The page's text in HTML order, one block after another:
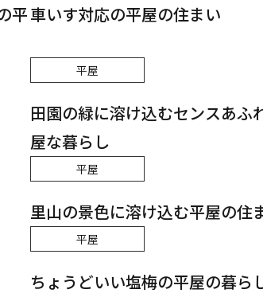
平車いす対応の平屋の住まい
平屋
田園の緑に溶け込むセンスあふ
屋な暮らし
平屋
里山の景色に溶け込む平屋の住
平屋
ちょうどいい塩梅の平屋の暮ら